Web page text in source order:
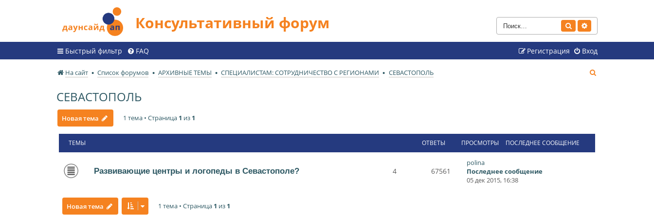
Консультативный форум Поиск
Быстрый фильтр FAQ Вход
Регистрация
На сайт Список форумов АРХИВНЫЕ ТЕМЫ СПЕЦИАЛИСТАМ: СОТРУДНИЧЕСТВО С РЕГИОНАМИ СЕВАСТОПОЛЬ
СЕВАСТОПОЛЬ
Новая тема 1 тема • Страница 1 из 1
ТЕМЫ ОТВЕТЫ ПРОСМОТРЫ ПОСЛЕДНЕЕ СООБЩЕНИЕ
Развивающие центры и логопеды в Севастополе? 4 67561
polina
Последнее сообщение
05 дек 2015, 16:38
Новая тема 1 тема • Страница 1 из 1